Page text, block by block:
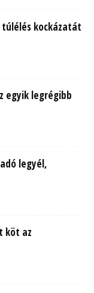
túlélés kockázatát
egyik legrégibb
legyél,
köt az